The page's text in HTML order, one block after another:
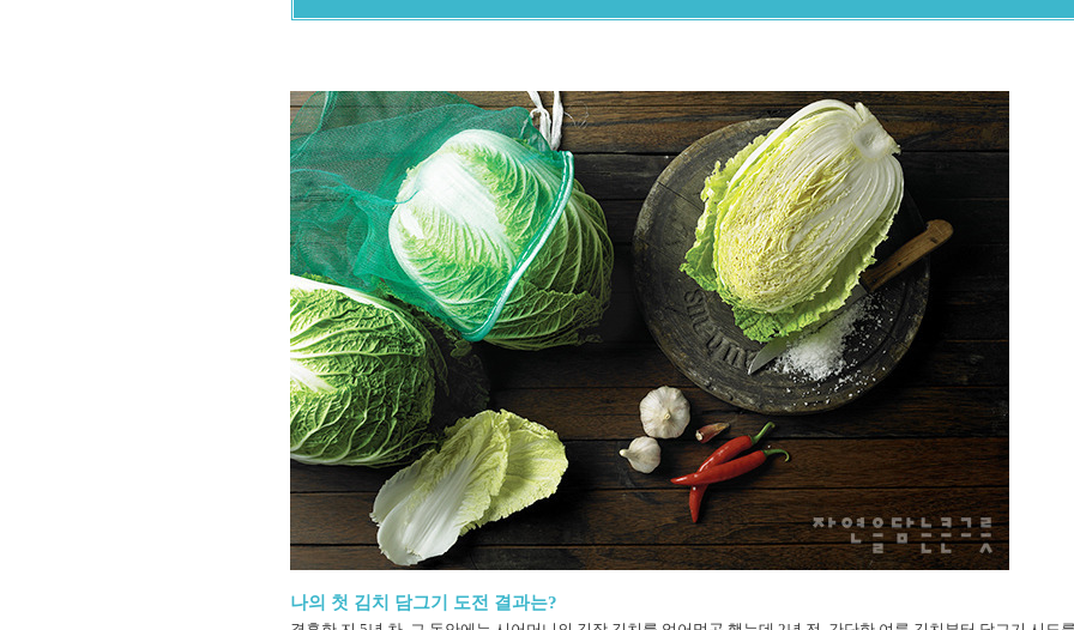
나의 첫 김치 담그기 도전 결과는?